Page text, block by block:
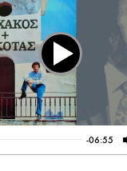
-06:55
Play